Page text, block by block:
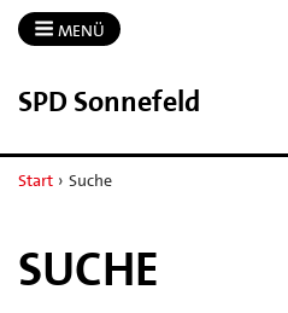
MENÜ
SPD Sonnefeld
Start › Suche
SUCHE